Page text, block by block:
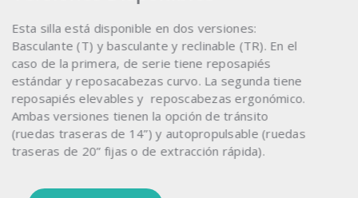
Esta silla está disponible en dos versiones:
Basculante (T) y basculante y reclinable (TR). En el
caso de la primera, de serie tiene reposapiés
estándar y reposacabezas curvo. La segunda tiene
reposapiés elevables y reposcabezas ergonómico.
Ambas versiones tienen la opción de tránsito
(ruedas traseras de 14”) y autopropulsable (ruedas
traseras de 20” fijas o de extracción rápida).